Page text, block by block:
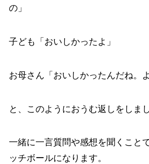
の」
子ども「おいしかったよ」
お母さん「おいしかったんだね。
と、このようにおうむ返しをしま
一緒に一言質問や感想を聞くこと
ッチボールになります。